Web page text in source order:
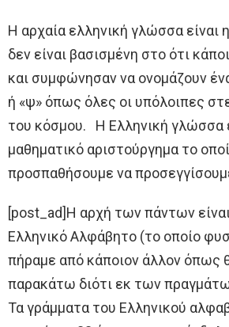
Η αρχαία ελληνική γλώσσα είναι
δεν είναι βασισμένη στο ότι
και συμφώνησαν να ονομάζουν
ή «ψ» όπως όλες οι υπόλοιπες
του κόσμου. Η Ελληνική γλώσσα
μαθηματικό αριστούργημα το
προσπαθήσουμε να
[post_ad]Η αρχή των πάντων
Ελληνικό Αλφάβητο (το οποίο
πήραμε από κάποιον άλλον όπως
παρακάτω διότι εκ των
Τα γράμματα του Ελληνικού